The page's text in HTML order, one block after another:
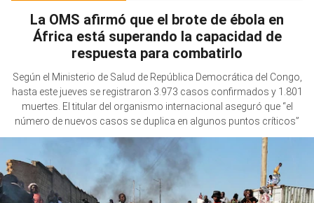
La OMS afirmó que el brote de ébola en
África está superando la capacidad de
respuesta para combatirlo
Según el Ministerio de Salud de República Democrática del Congo,
hasta este jueves se registraron 3.973 casos confirmados y 1.801
muertes. El titular del organismo internacional aseguró que “el
número de nuevos casos se duplica en algunos puntos críticos”